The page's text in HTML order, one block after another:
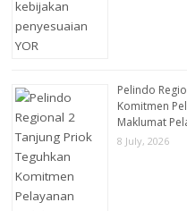
Pelindo
Komitmen
Maklumat
8 July, 2026